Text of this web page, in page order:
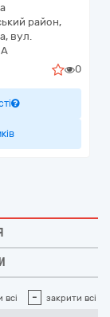
район,
вул.
А
0
всі - закрити всі